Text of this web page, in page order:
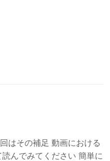
はその補足 動画における
んでみてください 簡単に